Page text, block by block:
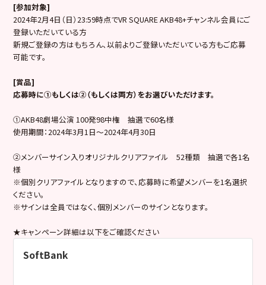
[参加対象]
2024年2月4日（日）23:59時点でVR SQUARE AKB48+チャンネル会員にご
登録いただいている方
新規ご登録の方はもちろん、以前よりご登録いただいている方もご応募
可能です。
[賞品]
応募時に①もしくは②（もしくは両方）をお選びいただけます。
①AKB48劇場公演 100発98中権 抽選で60名様
使用期間：2024年3月1日〜2024年4月30日
②メンバーサイン入りオリジナルクリアファイル 52種類 抽選で各1名
様
※個別クリアファイルとなりますので、応募時に希望メンバーを1名選択
ください。
※サインは全員ではなく、個別メンバーのサインとなります。
★キャンペーン詳細は以下をご確認ください
SoftBank